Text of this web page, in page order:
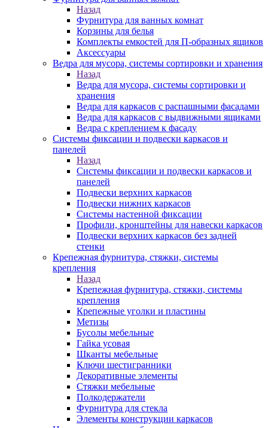
Назад
Фурнитура для ванных комнат
Корзины для белья
Комплекты емкостей для П-образных ящиков
Аксессуары
Ведра для мусора, системы сортировки и хранения
Назад
Ведра для мусора, системы сортировки и
хранения
Ведра для каркасов с распашными фасадами
Ведра для каркасов с выдвижными ящиками
Ведра с креплением к фасаду
Системы фиксации и подвески каркасов и
панелей
Назад
Системы фиксации и подвески каркасов и
панелей
Подвески верхних каркасов
Подвески нижних каркасов
Системы настенной фиксации
Профили, кронштейны для навески каркасов
Подвески верхних каркасов без задней
стенки
Крепежная фурнитура, стяжки, системы
крепления
Назад
Крепежная фурнитура, стяжки, системы
крепления
Крепежные уголки и пластины
Метизы
Бусолы мебельные
Гайка усовая
Шканты мебельные
Ключи шестигранники
Декоративные элементы
Стяжки мебельные
Полкодержатели
Фурнитура для стекла
Элементы конструкции каркасов